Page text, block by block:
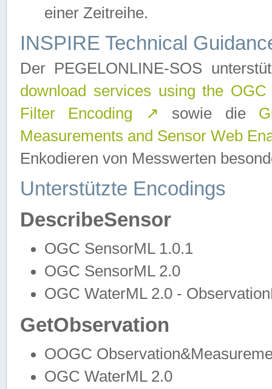
einer Zeitreihe.
INSPIRE Technical
Der PEGELONLINE-SOS
download services using the
Filter Encoding
↗ sowie die
Measurements and Sensor Web
Enkodieren von Messwerten
Unterstützte Encodings
DescribeSensor
OGC SensorML 1.0.1
OGC SensorML 2.0
OGC WaterML 2.0 -
GetObservation
OOGC
OGC WaterML 2.0